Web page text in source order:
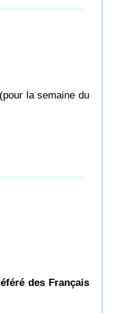
la semaine du
des Français